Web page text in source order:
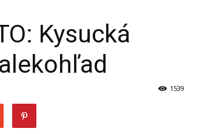
Kysucká
1539